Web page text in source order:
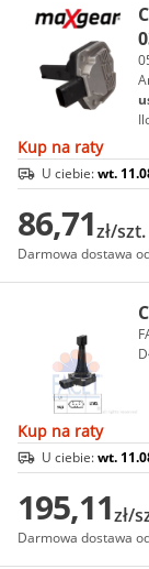
Kup na raty
U ciebie:wt.
86,71zł/szt.
Darmowa dostawa
Kup na raty
U ciebie:wt.
195,11zł/
Darmowa dostawa